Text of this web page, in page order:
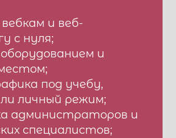
и веб-
с нуля;
и
под учебу,
личный режим;
администраторов и
специалистов;